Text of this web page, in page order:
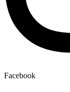
Facebook